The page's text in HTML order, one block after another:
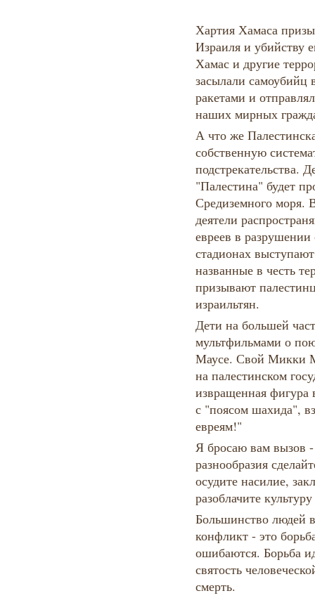
Хартия Хамаса
Израиля и убийству
Хамас и другие
засылали самоубийц
ракетами и
наших мирных
А что же
собственную
подстрекательства.
"Палестина" будет
Средиземного моря.
деятели
евреев в
стадионах
названные в честь
призывают
израильтян.
Дети на большей
мультфильмами о
Маусе. Свой Микки
на палестинском
извращенная
с "поясом шахида",
евреям!"
Я бросаю вам вызов -
разнообразия
осудите насилие,
разоблачите
Большинство людей
конфликт - это
ошибаются. Борьба
святость
смерть.